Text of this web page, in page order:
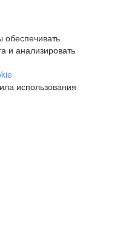
и анализировать
использования